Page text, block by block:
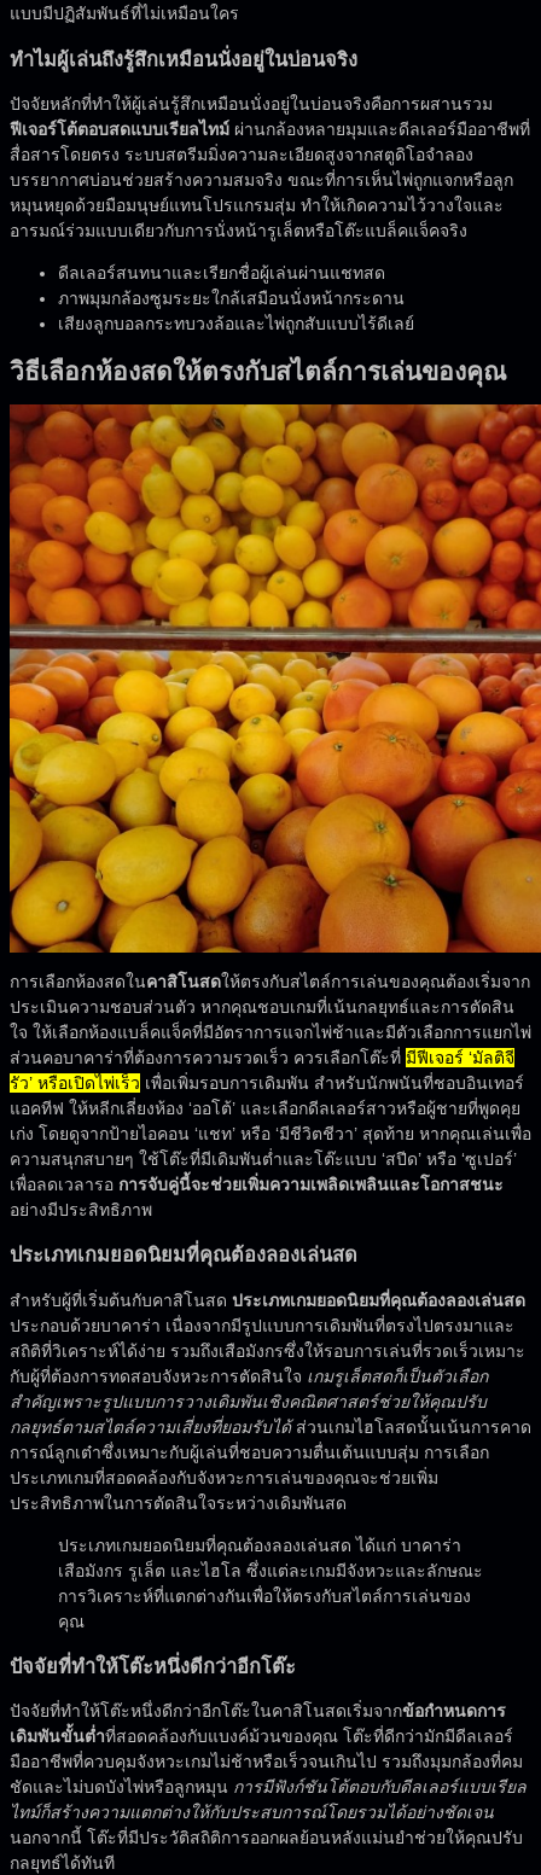
แบบมีปฏิสัมพันธ์ที่ไม่เหมือนใคร
ทำไมผู้เล่นถึงรู้สึกเหมือนนั่งอยู่ในบ่อนจริง
ปัจจัยหลักที่ทำให้ผู้เล่นรู้สึกเหมือนนั่งอยู่ในบ่อนจริงคือการผสานรวม
ฟีเจอร์โต้ตอบสดแบบเรียลไทม์ ผ่านกล้องหลายมุมและดีลเลอร์มืออาชีพที่
สื่อสารโดยตรง ระบบสตรีมมิ่งความละเอียดสูงจากสตูดิโอจำลอง
บรรยากาศบ่อนช่วยสร้างความสมจริง ขณะที่การเห็นไพ่ถูกแจกหรือลูก
หมุนหยุดด้วยมือมนุษย์แทนโปรแกรมสุ่ม ทำให้เกิดความไว้วางใจและ
อารมณ์ร่วมแบบเดียวกับการนั่งหน้ารูเล็ตหรือโต๊ะแบล็คแจ็คจริง
ดีลเลอร์สนทนาและเรียกชื่อผู้เล่นผ่านแชทสด
ภาพมุมกล้องซูมระยะใกล้เสมือนนั่งหน้ากระดาน
เสียงลูกบอลกระทบวงล้อและไพ่ถูกสับแบบไร้ดีเลย์
วิธีเลือกห้องสดให้ตรงกับสไตล์การเล่นของคุณ
การเลือกห้องสดในคาสิโนสดให้ตรงกับสไตล์การเล่นของคุณต้องเริ่มจาก
ประเมินความชอบส่วนตัว หากคุณชอบเกมที่เน้นกลยุทธ์และการตัดสิน
ใจ ให้เลือกห้องแบล็คแจ็คที่มีอัตราการแจกไพ่ช้าและมีตัวเลือกการแยกไพ่
ส่วนคอบาคาร่าที่ต้องการความรวดเร็ว ควรเลือกโต๊ะที่ มีฟีเจอร์ ‘มัลติจี
รัว’ หรือเปิดไพ่เร็ว เพื่อเพิ่มรอบการเดิมพัน สำหรับนักพนันที่ชอบอินเทอร์
แอคทีฟ ให้หลีกเลี่ยงห้อง ‘ออโต้’ และเลือกดีลเลอร์สาวหรือผู้ชายที่พูดคุย
เก่ง โดยดูจากป้ายไอคอน ‘แชท’ หรือ ‘มีชีวิตชีวา’ สุดท้าย หากคุณเล่นเพื่อ
ความสนุกสบายๆ ใช้โต๊ะที่มีเดิมพันต่ำและโต๊ะแบบ ‘สปีด’ หรือ ‘ซูเปอร์’
เพื่อลดเวลารอ การจับคู่นี้จะช่วยเพิ่มความเพลิดเพลินและโอกาสชนะ
อย่างมีประสิทธิภาพ
ประเภทเกมยอดนิยมที่คุณต้องลองเล่นสด
สำหรับผู้ที่เริ่มต้นกับคาสิโนสด ประเภทเกมยอดนิยมที่คุณต้องลองเล่นสด
ประกอบด้วยบาคาร่า เนื่องจากมีรูปแบบการเดิมพันที่ตรงไปตรงมาและ
สถิติที่วิเคราะห์ได้ง่าย รวมถึงเสือมังกรซึ่งให้รอบการเล่นที่รวดเร็วเหมาะ
กับผู้ที่ต้องการทดสอบจังหวะการตัดสินใจ เกมรูเล็ตสดก็เป็นตัวเลือก
สำคัญเพราะรูปแบบการวางเดิมพันเชิงคณิตศาสตร์ช่วยให้คุณปรับ
กลยุทธ์ตามสไตล์ความเสี่ยงที่ยอมรับได้ส่วนเกมไฮโลสดนั้นเน้นการคาด
การณ์ลูกเต๋าซึ่งเหมาะกับผู้เล่นที่ชอบความตื่นเต้นแบบสุ่ม การเลือก
ประเภทเกมที่สอดคล้องกับจังหวะการเล่นของคุณจะช่วยเพิ่ม
ประสิทธิภาพในการตัดสินใจระหว่างเดิมพันสด
ประเภทเกมยอดนิยมที่คุณต้องลองเล่นสด ได้แก่ บาคาร่า
เสือมังกร รูเล็ต และไฮโล ซึ่งแต่ละเกมมีจังหวะและลักษณะ
การวิเคราะห์ที่แตกต่างกันเพื่อให้ตรงกับสไตล์การเล่นของ
คุณ
ปัจจัยที่ทำให้โต๊ะหนึ่งดีกว่าอีกโต๊ะ
ปัจจัยที่ทำให้โต๊ะหนึ่งดีกว่าอีกโต๊ะในคาสิโนสดเริ่มจากข้อกำหนดการ
เดิมพันขั้นต่ำที่สอดคล้องกับแบงค์ม้วนของคุณ โต๊ะที่ดีกว่ามักมีดีลเลอร์
มืออาชีพที่ควบคุมจังหวะเกมไม่ช้าหรือเร็วจนเกินไป รวมถึงมุมกล้องที่คม
ชัดและไม่บดบังไพ่หรือลูกหมุน การมีฟังก์ชันโต้ตอบกับดีลเลอร์แบบเรียล
ไทม์ก็สร้างความแตกต่างให้กับประสบการณ์โดยรวมได้อย่างชัดเจน
นอกจากนี้ โต๊ะที่มีประวัติสถิติการออกผลย้อนหลังแม่นยำช่วยให้คุณปรับ
กลยุทธ์ได้ทันที